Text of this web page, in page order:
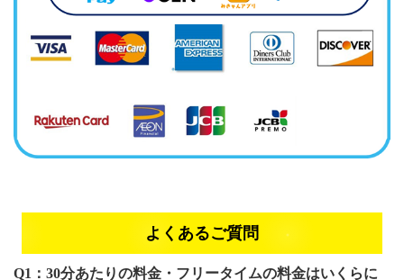
よくあるご質問
Q1：30分あたりの料金・フリータイムの料金はいくらに